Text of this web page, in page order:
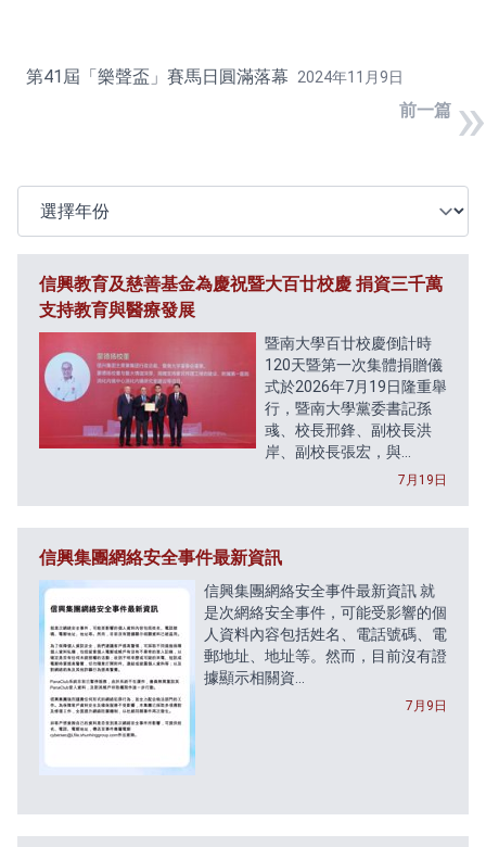
前一篇 »
第41屆「樂聲盃」賽馬日圓滿落幕 2024年11月9日
信興教育及慈善基金為慶祝暨大百廿校慶 捐資三千萬
支持教育與醫療發展
暨南大學百廿校慶倒計時
120天暨第一次集體捐贈儀
式於2026年7月19日隆重舉
行，暨南大學黨委書記孫
彧、校長邢鋒、副校長洪
岸、副校長張宏，與...
7月19日
信興集團網絡安全事件最新資訊
信興集團網絡安全事件最新資訊 就
是次網絡安全事件，可能受影響的個
人資料內容包括姓名、電話號碼、電
郵地址、地址等。然而，目前沒有證
據顯示相關資...
7月9日